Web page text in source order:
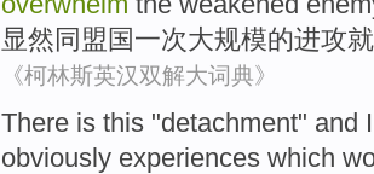
显然同盟国一次大规模的进攻
《柯林斯英汉双解大词典》
There is this "detachment" and I
obviously experiences which